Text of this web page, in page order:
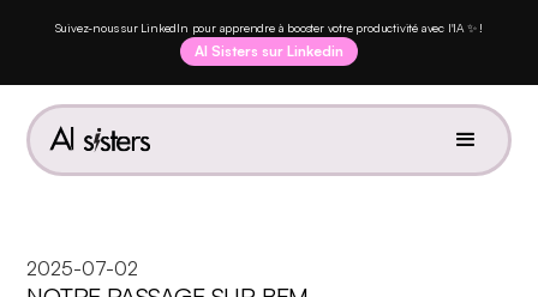
Suivez-nous sur LinkedIn pour apprendre à booster votre productivité avec l'IA ✨ !
AI Sisters sur Linkedin
2025-07-02